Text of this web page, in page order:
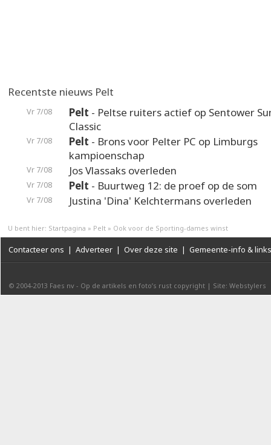
Recentste nieuws Pelt
Vr 7/08 Pelt - Peltse ruiters actief op Sentower
Classic
Vr 7/08 Pelt - Brons voor Pelter PC op Limburgs
kampioenschap
Vr 7/08 Jos Vlassaks overleden
Vr 7/08 Pelt - Buurtweg 12: de proef op de som
Vr 7/08 Justina 'Dina' Kelchtermans overleden
U bent hier: Startpagina » Pelt » Ook voor de Sporting-dames winst
Contacteer ons | Adverteer | Over deze site | Gemeente-info & links
© 2004-2013 Faes nv - Op de artikels en foto’s rust copyright | Site: Webstylers